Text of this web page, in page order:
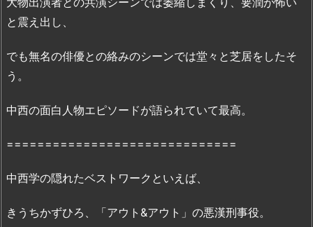
画
P
d
D
と震え出し、
でも無名の俳優との絡みのシーンでは堂々と芝居をしたそ
う。
中西の面白人物エピソードが語られていて最高。
==============================
中西学の隠れたベストワークといえば、
きうちかずひろ、「アウト&アウト」の悪漢刑事役。